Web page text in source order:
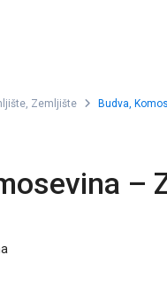
, Zemljište Budva,
–